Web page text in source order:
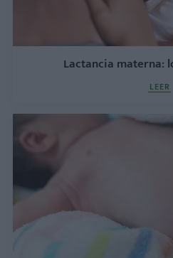
Lactancia materna:
LEER